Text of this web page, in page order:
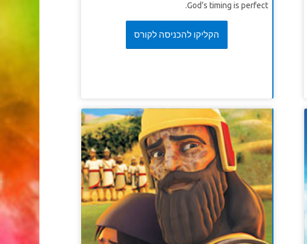
Karena dengan Dia kamu
kamu turut dibangkitkan juga oleh
PELAJARAN 3 BAWA MEREKA PADA
YESUS
Super Kebenaran:Yesus memanggil kita
untuk membawa orang lain kepada-Nya.
Super Ayat:“Karena itu pergilah, jadikanlah
semua bangsa murid-Ku dan baptislah mereka
dalam nama Bapa dan Anak dan Roh Kudus.”.”
Matius 28:19
:
God’s timing is perfect.
הקליקו להכניסה לקורס